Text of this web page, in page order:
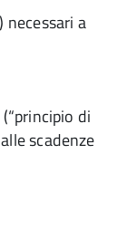
a
di
scadenze